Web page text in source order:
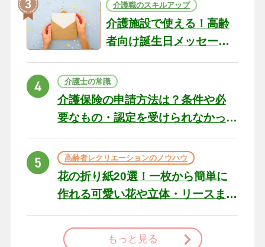
介護職のスキルアップ
介護施設で使える！高齢
者向け誕生日メッセージ
の例文と書き方のポイン
ト
介護士の常識
介護保険の申請方法は？条件や必
要なもの・認定を受けられなかっ
た場合の対処法
高齢者レクリエーションのノウハウ
花の折り紙20選！一枚から簡単に
作れる可愛い花や立体・リースま
で
もっと見る